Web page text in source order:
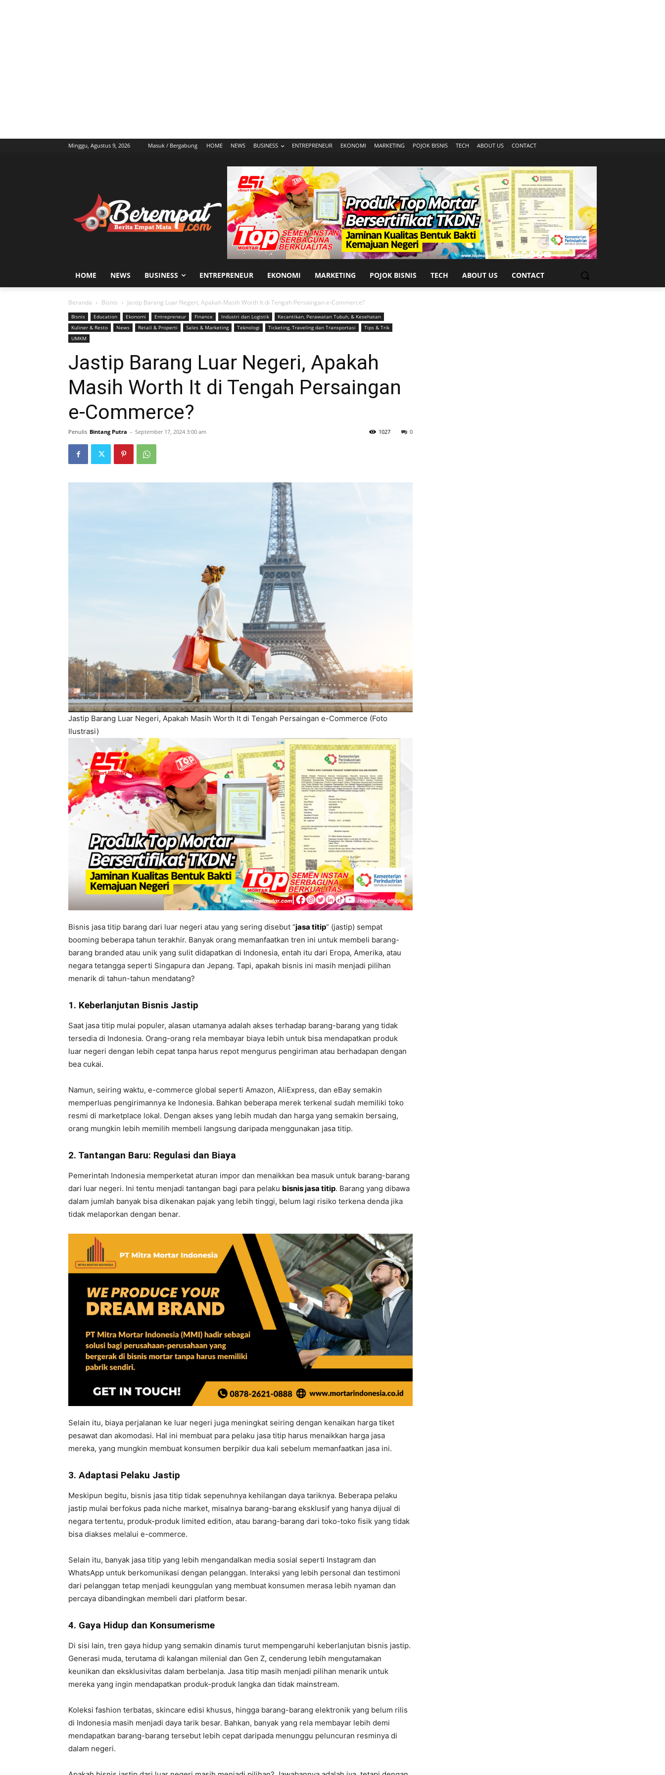
Minggu, Agustus 9, 2026 Masuk / Bergabung HOME NEWS BUSINESS ENTREPRENEUR EKONOMI MARKETING POJOK BISNIS TECH ABOUT US CONTACT
HOME NEWS BUSINESS ENTREPRENEUR EKONOMI MARKETING POJOK BISNIS TECH ABOUT US CONTACT
Beranda Bisnis Jastip Barang Luar Negeri, Apakah Masih Worth It di Tengah Persaingan e-Commerce?
Bisnis Education Ekonomi Entrepreneur Finance Industri dan Logistik
Kecantikan, Perawatan Tubuh, & Kesehatan
Kuliner & Resto
News Retail & Properti Sales & Marketing Teknologi Ticketing, Traveling dan Transportasi
Tips & Trik
UMKM
Jastip Barang Luar Negeri, Apakah
Masih Worth It di Tengah Persaingan
e-Commerce?
Penulis Bintang Putra - September 17, 2024 3:00 am 0
1027
Jastip Barang Luar Negeri, Apakah Masih Worth It di Tengah Persaingan e-Commerce (Foto
Ilustrasi)
Bisnis jasa titip barang dari luar negeri atau yang sering disebut “jasa titip” (jastip) sempat
booming beberapa tahun terakhir. Banyak orang memanfaatkan tren ini untuk membeli barang-
barang branded atau unik yang sulit didapatkan di Indonesia, entah itu dari Eropa, Amerika, atau
negara tetangga seperti Singapura dan Jepang. Tapi, apakah bisnis ini masih menjadi pilihan
menarik di tahun-tahun mendatang?
1. Keberlanjutan Bisnis Jastip
Saat jasa titip mulai populer, alasan utamanya adalah akses terhadap barang-barang yang tidak
tersedia di Indonesia. Orang-orang rela membayar biaya lebih untuk bisa mendapatkan produk
luar negeri dengan lebih cepat tanpa harus repot mengurus pengiriman atau berhadapan dengan
bea cukai.
Namun, seiring waktu, e-commerce global seperti Amazon, AliExpress, dan eBay semakin
memperluas pengirimannya ke Indonesia. Bahkan beberapa merek terkenal sudah memiliki toko
resmi di marketplace lokal. Dengan akses yang lebih mudah dan harga yang semakin bersaing,
orang mungkin lebih memilih membeli langsung daripada menggunakan jasa titip.
2. Tantangan Baru: Regulasi dan Biaya
Pemerintah Indonesia memperketat aturan impor dan menaikkan bea masuk untuk barang-barang
dari luar negeri. Ini tentu menjadi tantangan bagi para pelaku bisnis jasa titip. Barang yang dibawa
dalam jumlah banyak bisa dikenakan pajak yang lebih tinggi, belum lagi risiko terkena denda jika
tidak melaporkan dengan benar.
Selain itu, biaya perjalanan ke luar negeri juga meningkat seiring dengan kenaikan harga tiket
pesawat dan akomodasi. Hal ini membuat para pelaku jasa titip harus menaikkan harga jasa
mereka, yang mungkin membuat konsumen berpikir dua kali sebelum memanfaatkan jasa ini.
3. Adaptasi Pelaku Jastip
Meskipun begitu, bisnis jasa titip tidak sepenuhnya kehilangan daya tariknya. Beberapa pelaku
jastip mulai berfokus pada niche market, misalnya barang-barang eksklusif yang hanya dijual di
negara tertentu, produk-produk limited edition, atau barang-barang dari toko-toko fisik yang tidak
bisa diakses melalui e-commerce.
Selain itu, banyak jasa titip yang lebih mengandalkan media sosial seperti Instagram dan
WhatsApp untuk berkomunikasi dengan pelanggan. Interaksi yang lebih personal dan testimoni
dari pelanggan tetap menjadi keunggulan yang membuat konsumen merasa lebih nyaman dan
percaya dibandingkan membeli dari platform besar.
4. Gaya Hidup dan Konsumerisme
Di sisi lain, tren gaya hidup yang semakin dinamis turut mempengaruhi keberlanjutan bisnis jastip.
Generasi muda, terutama di kalangan milenial dan Gen Z, cenderung lebih mengutamakan
keunikan dan eksklusivitas dalam berbelanja. Jasa titip masih menjadi pilihan menarik untuk
mereka yang ingin mendapatkan produk-produk langka dan tidak mainstream.
Koleksi fashion terbatas, skincare edisi khusus, hingga barang-barang elektronik yang belum rilis
di Indonesia masih menjadi daya tarik besar. Bahkan, banyak yang rela membayar lebih demi
mendapatkan barang-barang tersebut lebih cepat daripada menunggu peluncuran resminya di
dalam negeri.